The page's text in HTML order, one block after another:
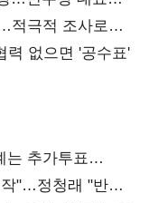
적극적 조사로
력 없으면 '공수표'
는 추가투표
"…정청래 "반명